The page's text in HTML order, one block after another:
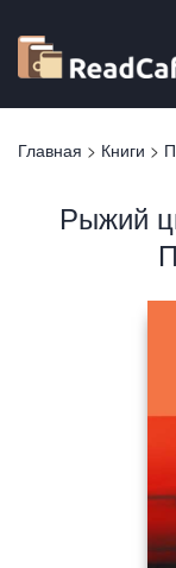
основному
содержанию
Вы
Главная > Книги >
Рыжий